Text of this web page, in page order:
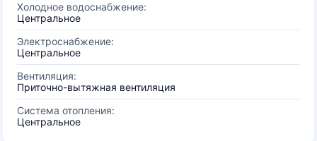
Холодное водоснабжение:
Центральное
Электроснабжение:
Центральное
Вентиляция:
Приточно-вытяжная вентиляция
Система отопления:
Центральное